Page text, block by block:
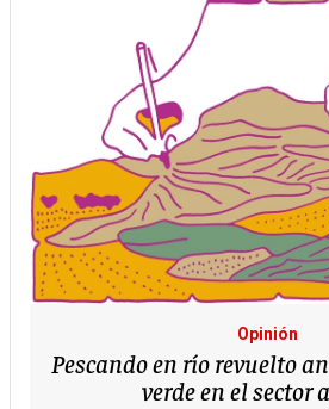
Opinión
Pescando en río revuelto
verde en el sector